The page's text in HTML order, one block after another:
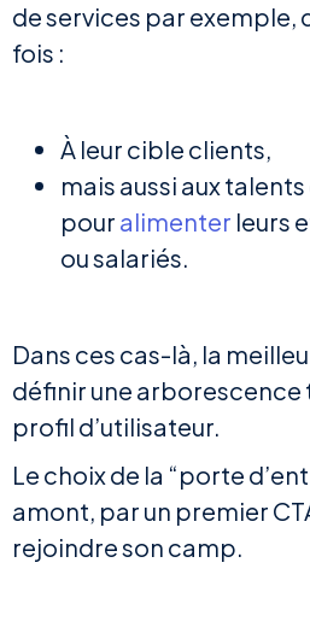
de services par exemple,
fois :
À leur cible clients,
mais aussi aux
pour alimenter leurs
ou salariés.
Dans ces cas-là, la
définir une arborescence
profil d’utilisateur.
Le choix de la “porte
amont, par un premier
rejoindre son camp.